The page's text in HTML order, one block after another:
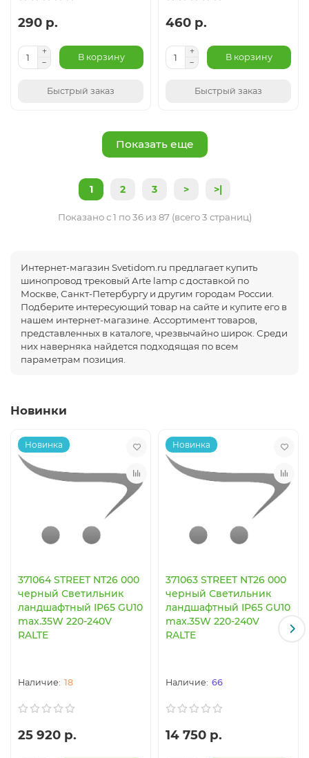
290 р.
В корзину
Быстрый заказ
460 р.
В корзину
Быстрый заказ
Показать еще
1 2 3 > >|
Показано с 1 по 36 из 87 (всего 3 страниц)
Интернет-магазин Svetidom.ru предлагает купить
шинопровод трековый Arte lamp с доставкой по
Москве, Санкт-Петербургу и другим городам России.
Подберите интересующий товар на сайте и купите его в
нашем интернет-магазине. Ассортимент товаров,
представленных в каталоге, чрезвычайно широк. Среди
них наверняка найдется подходящая по всем
параметрам позиция.
Новинки
Новинка
371064 STREET NT26 000
черный Светильник
ландшафтный IP65 GU10
max.35W 220-240V
RALTE
18
25 920 р.
Новинка
371063 STREET NT26 000
черный Светильник
ландшафтный IP65 GU10
max.35W 220-240V
RALTE
66
14 750 р.